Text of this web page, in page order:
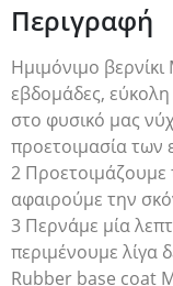
Περιγραφή
Ημιμόνιμο
εβδομάδες,
στο φυσικό μας
προετοιμασία των
2 Προετοιμάζουμε
αφαιρούμε την
3 Περνάμε μία
περιμένουμε λίγα
Rubber base coat